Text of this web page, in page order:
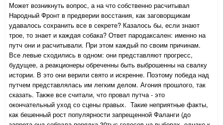
Может возникнуть вопрос, а на что собственно расчитывал
Народный Фронт в предверии восстания, как заговорщикам
удавалось сохранить все в секрете? Казалось бы, если знают
трое, то знает и каждая собака? Ответ пародаксален: именно на
путч они и расчитывали. При этом каждый по своим причинам.
Все левые сходились в одном: они представляют прогресс,
будущее, а реакционеры обреченны быть выброшенны на свалку
истории. В это они верили свято и искренне. Поэтому победа над
путчем представлялась им легким делом. Агония прошлого, так
сказать. Также все считали, что провал путча - это
окончательный уход со сцены правых. Такие неприятные факты,
как бешенный рост популярности запрещенной Фаланги (до